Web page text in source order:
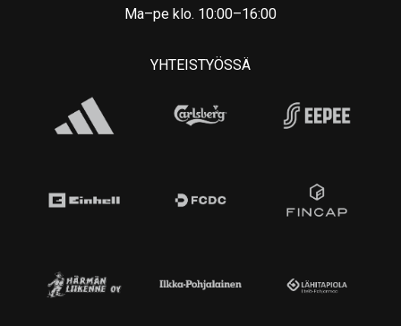
Ma–pe klo. 10:00–16:00
YHTEISTYÖSSÄ